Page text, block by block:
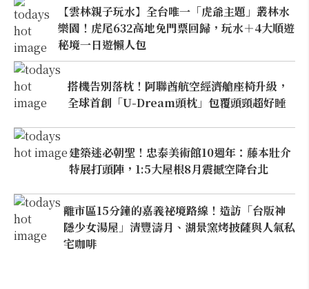
【雲林親子玩水】全台唯一「虎爺主題」叢林水
樂園！虎尾632高地免門票回歸，玩水＋4大順遊
秘境一日遊懶人包
搭機告別落枕！阿聯酋航空經濟艙座椅升級，
全球首創「U-Dream頭枕」包覆頭頸超好睡
建築迷必朝聖！忠泰美術館10週年：藤本壯介
特展打頭陣，1:5大屋根8月震撼空降台北
離市區15分鐘的嘉義祕境路線！造訪「台版神
隱少女湯屋」清豐濤月、湖景窯烤披薩與人氣私
宅咖啡